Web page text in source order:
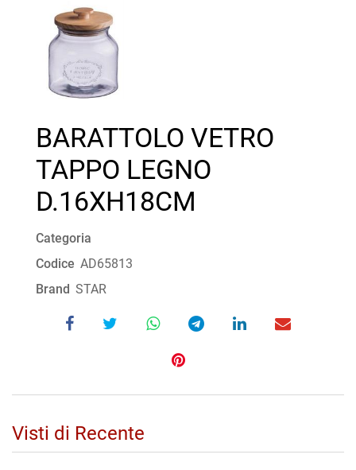
BARATTOLO VETRO
TAPPO LEGNO
D.16XH18CM
Categoria
Codice AD65813
Brand STAR
Visti di Recente